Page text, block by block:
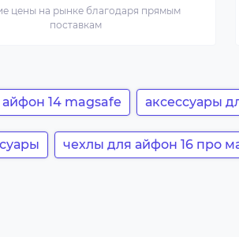
цены на рынке благодаря прямым
поставкам
14 magsafe аксессуары
чехлы для айфон 16 про